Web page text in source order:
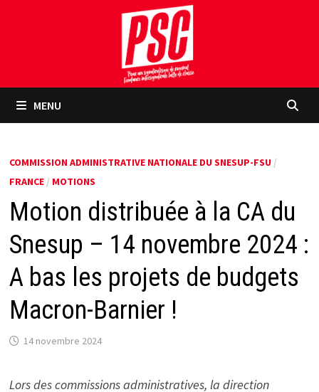
MENU
COMMISSION ADMINISTRATIVE NATIONALE DU SNESUP-FSU/
FRANCE/ MOTIONS
Motion distribuée à la CA du
Snesup – 14 novembre 2024 :
A bas les projets de budgets
Macron-Barnier !
14 novembre 2024
Lors des commissions administratives, la direction